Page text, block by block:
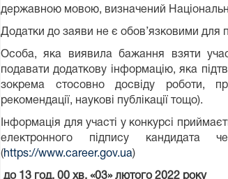
державною мовою, визначений
Додатки до заяви не є обов’язковими для
Особа, яка виявила бажання взяти
подавати додаткову інформацію, яка
зокрема стосовно досвіду роботи,
рекомендації, наукові публікації тощо).
Інформація для участі у конкурсі
електронного підпису кандидата
( https://www.career.gov.ua)
до 13 год. 00 хв. «03» лютого 2022 року